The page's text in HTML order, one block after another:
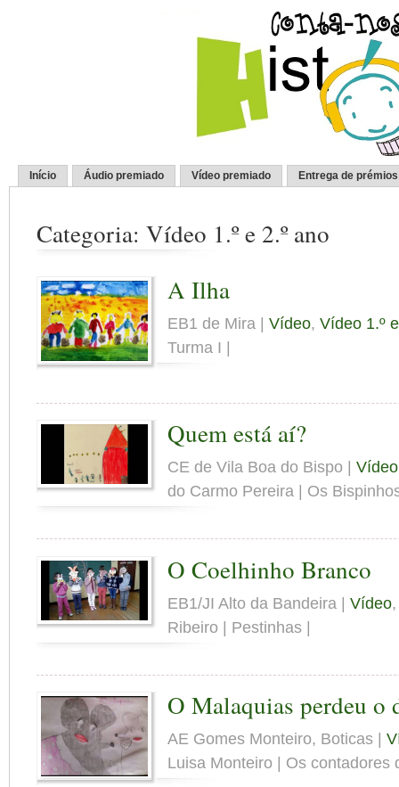
Início Áudio premiado Vídeo premiado Entrega de prémios
Categoria: Vídeo 1.º e 2.º ano
A Ilha
EB1 de Mira |Vídeo,Vídeo 1.º
Turma I |
Quem está aí?
CE de Vila Boa do Bispo |Vídeo
do Carmo Pereira | Os
O Coelhinho Branco
EB1/JI Alto da Bandeira |Vídeo
Ribeiro | Pestinhas |
O Malaquias perdeu o
AE Gomes Monteiro, Boticas |
Luisa Monteiro | Os contadores